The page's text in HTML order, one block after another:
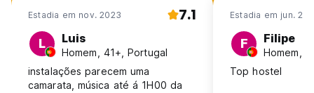
Estadia em nov. 2023 7.1
L Luis
Homem, 41+, Portugal
instalações parecem uma
camarata, música até á 1H00 da
Estadia em jun.
F Filipe
Homem,
Top hostel